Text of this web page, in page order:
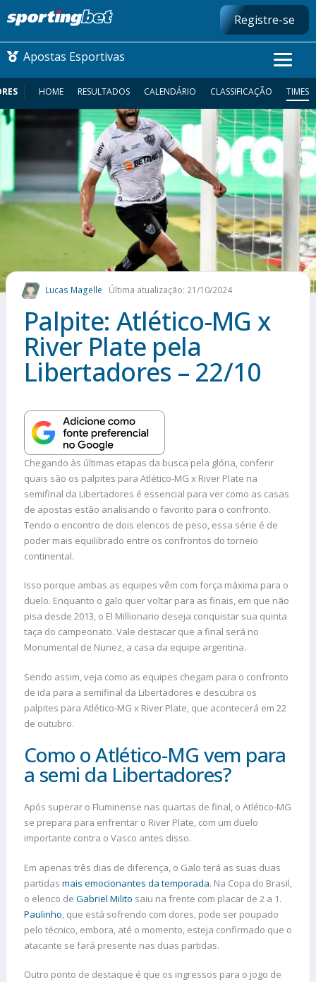
Registre-se
Apostas Esportivas
CONMEBOL LIBERTADORES
FUTEBOL NACIONAL
FUTEBOL INTERNACIONAL
COMO APOSTAR
MAIS ESPORTES
HOME RESULTADOS CALENDÁRIO CLASSIFICAÇÃO TIMES
Lucas Magelle Última atualização: 21/10/2024
Palpite: Atlético-MG x
River Plate pela
Libertadores – 22/10
Chegando às últimas etapas da busca pela glória, conferir
quais são os palpites para Atlético-MG x River Plate na
semifinal da Libertadores é essencial para ver como as casas
de apostas estão analisando o favorito para o confronto.
Tendo o encontro de dois elencos de peso, essa série é de
poder mais equilibrado entre os confrontos do torneio
continental.
Isso porque ambas as equipes vêm com força máxima para o
duelo. Enquanto o galo quer voltar para as finais, em que não
pisa desde 2013, o El Millionario deseja conquistar sua quinta
taça do campeonato. Vale destacar que a final será no
Monumental de Nunez, a casa da equipe argentina.
Sendo assim, veja como as equipes chegam para o confronto
de ida para a semifinal da Libertadores e descubra os
palpites para Atlético-MG x River Plate, que acontecerá em 22
de outubro.
Como o Atlético-MG vem para
a semi da Libertadores?
Após superar o Fluminense nas quartas de final, o Atlético-MG
se prepara para enfrentar o River Plate, com um duelo
importante contra o Vasco antes disso.
Em apenas três dias de diferença, o Galo terá as suas duas
partidas mais emocionantes da temporada. Na Copa do Brasil,
o elenco de Gabriel Milito saiu na frente com placar de 2 a 1.
Paulinho, que está sofrendo com dores, pode ser poupado
pelo técnico, embora, até o momento, esteja confirmado que o
atacante se fará presente nas duas partidas.
Outro ponto de destaque é que os ingressos para o jogo de